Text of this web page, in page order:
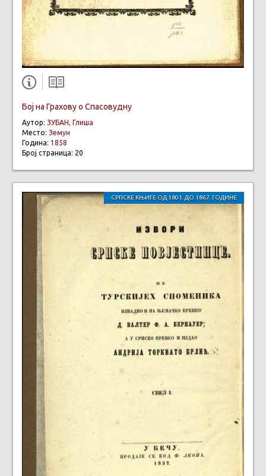
Бој на Грахову о Спасовудну
Аутор: ЗУБАН, Глиша
Место: Земун
Година: 1858
Број страница: 20
СРПСКЕ КЊИГЕ ОД 1801. ДО 1867. ГОДИНЕ